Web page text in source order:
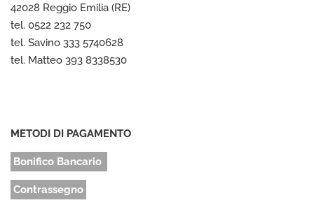
42028 Reggio Emilia (RE)
tel. 0522 232 750
tel. Savino 333 5740628
tel. Matteo 393 8338530
METODI DI PAGAMENTO
Bonifico Bancario
Contrassegno